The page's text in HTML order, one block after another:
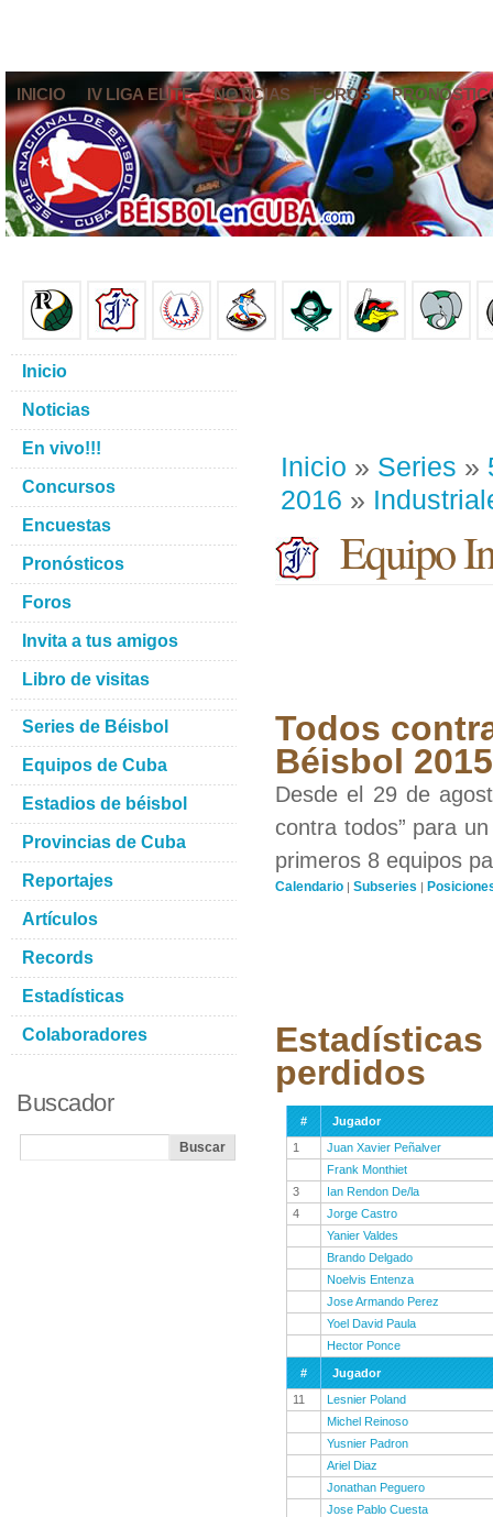
INICIO IV LIGA ELITE NOTICIAS FOROS
Inicio » Series »
2016 »
Equipo
Todos
Béisbol
Desde el 29 de
contra todos” para
primeros 8 equipos
Calendario | Subseries |
perdidos
#
Jugador
1
Juan Xavier Peñalver
Frank Monthiet
3
Ian Rendon De/la
4
Jorge Castro
Yanier Valdes
Brando Delgado
Noelvis Entenza
Jose Armando Perez
Yoel David Paula
Hector Ponce
#
Jugador
11
Lesnier Poland
Michel Reinoso
Yusnier Padron
Ariel Diaz
Jonathan Peguero
Jose Pablo Cuesta
Inicio
Noticias
En vivo!!!
Concursos
Encuestas
Pronósticos
Foros
Invita a tus amigos
Libro de visitas
Series de Béisbol
Equipos de Cuba
Estadios de béisbol
Provincias de Cuba
Reportajes
Artículos
Records
Estadísticas
Colaboradores
Buscador